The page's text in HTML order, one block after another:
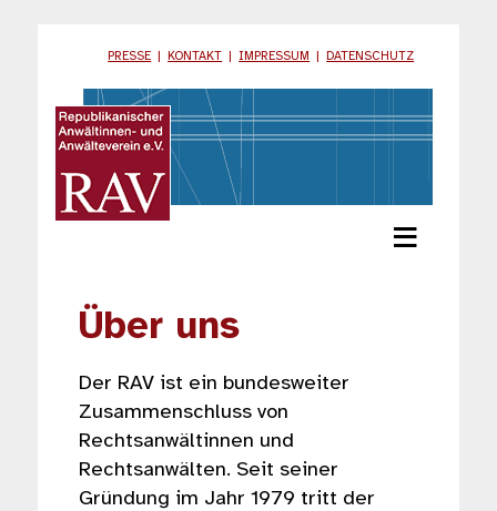
PRESSE KONTAKT |IMPRESSUM DATENSCHUTZ
≡
Über uns
Der RAV ist ein bundesweiter
Zusammenschluss von
Rechtsanwältinnen und
Rechtsanwälten. Seit seiner
Gründung im Jahr 1979 tritt der